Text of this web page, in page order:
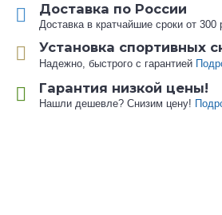
Доставка по России
Доставка в кратчайшие сроки от 300
Установка спортивных
Надежно, быстрого с гарантией
Гарантия низкой цены!
Нашли дешевле? Снизим цену!